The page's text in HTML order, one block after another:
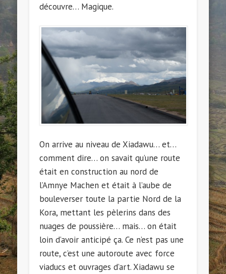
découvre… Magique.
On arrive au niveau de Xiadawu… et…
comment dire… on savait qu’une route
était en construction au nord de
l’Amnye Machen et était à l’aube de
bouleverser toute la partie Nord de la
Kora, mettant les pèlerins dans des
nuages de poussière… mais… on était
loin d’avoir anticipé ça. Ce n’est pas une
route, c’est une autoroute avec force
viaducs et ouvrages d’art. Xiadawu se